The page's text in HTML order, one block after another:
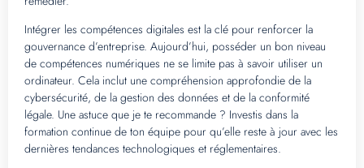
Intégrer les compétences digitales est la clé pour renforcer la
gouvernance d’entreprise. Aujourd’hui, posséder un bon niveau
de compétences numériques ne se limite pas à savoir utiliser un
ordinateur. Cela inclut une compréhension approfondie de la
cybersécurité, de la gestion des données et de la conformité
légale. Une astuce que je te recommande ? Investis dans la
formation continue de ton équipe pour qu’elle reste à jour avec les
dernières tendances technologiques et réglementaires.